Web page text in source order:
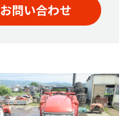
お問い合わせ